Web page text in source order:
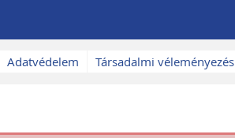
Adatvédelem Társadalmi véleményezés